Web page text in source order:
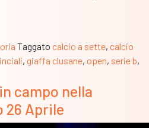
Taggato calcio a sette, calcio
, giaffa clusane, open, serie b,
campo nella
26 Aprile